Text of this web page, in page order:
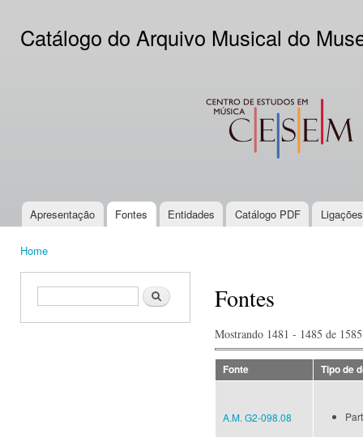
Catálogo do Arquivo Musical do
CESEM
Main menu
Apresentação Fontes Entidades Catálogo PDF
Home
Search form Search Fontes
Mostrando 1481 - 1485 de 1585
Fonte Tipo de
A.M. G2-098.08